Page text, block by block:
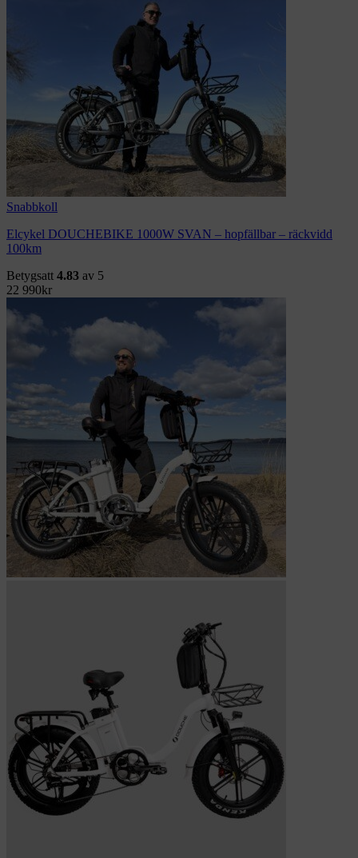
Snabbkoll
Elcykel DOUCHEBIKE 1000W SVAN – hopfällbar – räckvidd
100km
Betygsatt 4.83 av 5
22 990kr